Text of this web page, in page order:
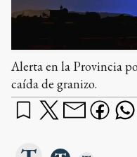
Alerta en la Provincia
caída de granizo.